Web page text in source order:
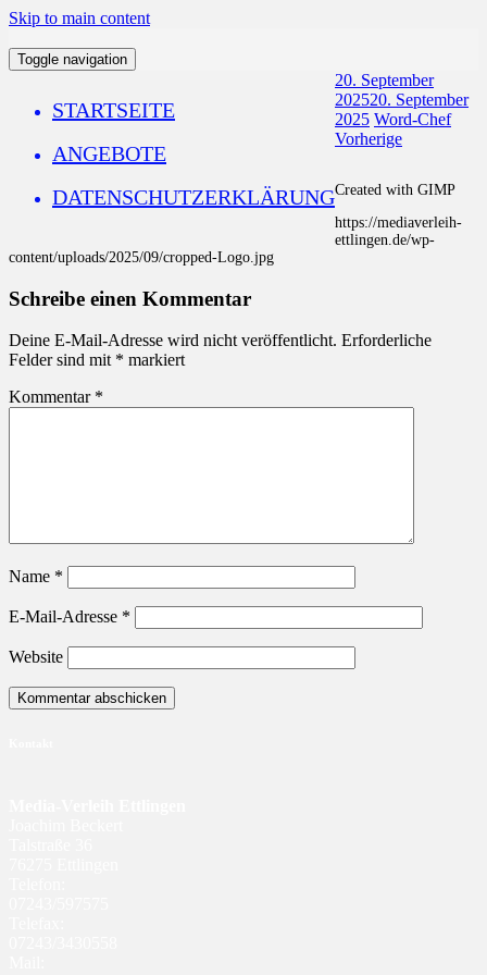
Skip to main content
Toggle navigation
STARTSEITE
ANGEBOTE
DATENSCHUTZERKLÄRUNG
20. September
202520. September
2025 Word-Chef
Vorherige
Created with GIMP
https://mediaverleih-
ettlingen.de/wp-
content/uploads/2025/09/cropped-Logo.jpg
Schreibe einen Kommentar
Deine E-Mail-Adresse wird nicht veröffentlicht. Erforderliche
Felder sind mit * markiert
Kommentar *
Name *
E-Mail-Adresse *
Website